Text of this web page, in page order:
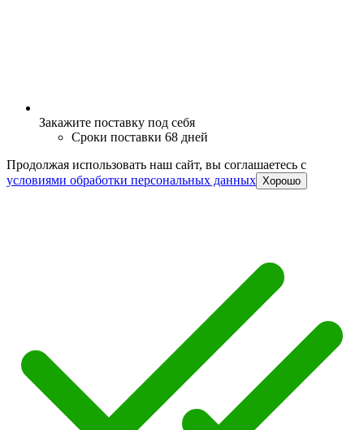
Закажите поставку под себя
Сроки поставки 68 дней
Продолжая использовать наш сайт, вы соглашаетесь c
условиями обработки персональных данных Хорошо